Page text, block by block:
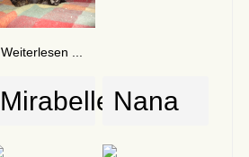
Weiterlesen ...
Mirabelle Nana